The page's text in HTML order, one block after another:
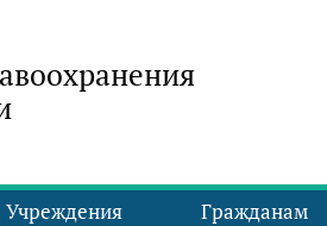
Учреждения Гражданам